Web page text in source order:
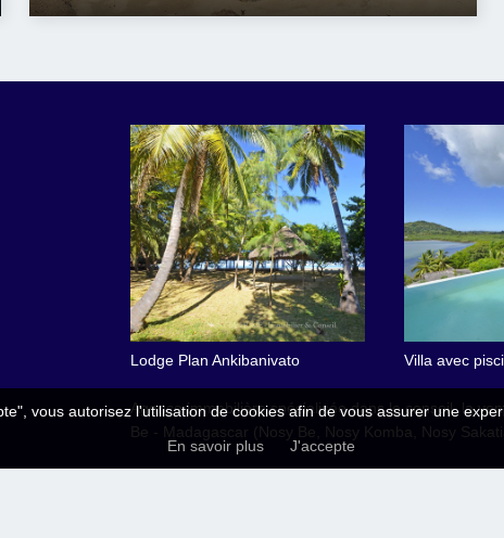
Lodge Plan Ankibanivato Villa avec
Agence immobilière spécialisée dans le conseil, la
Be - Madagascar (Nosy Be, Nosy Komba, Nosy
vous autorisez l'utilisation de cookies afin de vous assurer une
En savoir plus
J'accepte